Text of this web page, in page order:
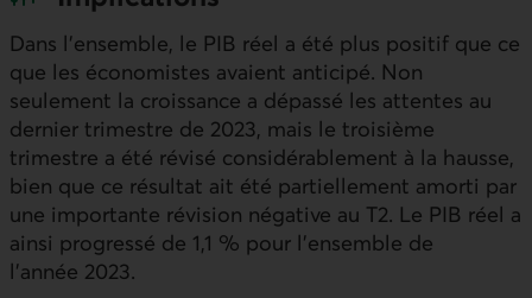
Dans l’ensemble, le PIB réel a été plus positif que ce
que les économistes avaient anticipé. Non
seulement la croissance a dépassé les attentes au
dernier trimestre de 2023, mais le troisième
trimestre a été révisé considérablement à la hausse,
bien que ce résultat ait été partiellement amorti par
une importante révision négative au T2. Le PIB réel a
ainsi progressé de 1,1 % pour l’ensemble de
l’année 2023.